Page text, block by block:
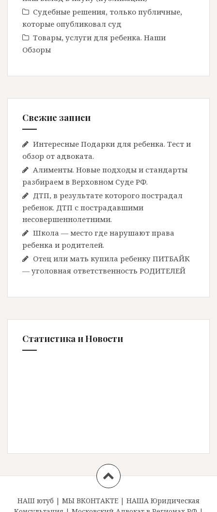
Судебные решения, только публичные,
которые опубликовал суд
Товары, услуги для ребенка. Наши
Обзоры
Свежие записи
Интересные Подарки для ребенка. Тест и
обзор от адвоката.
Алименты. Новые подходы и стандарты
разбираем в Верховном Суде РФ.
ДТП, в результате которого пострадал
ребенок. ДТП с пострадавшими
несовершеннолетними.
Школа — место где нарушают права
ребенка и родителей.
Отец или мать купила ребенку ПИТБАЙК
— уголовная ответственность РОДИТЕЛЕЙ
Статистика и Новости
НАШ ютуб | МЫ ВКОНТАКТЕ | НАША Юридическая